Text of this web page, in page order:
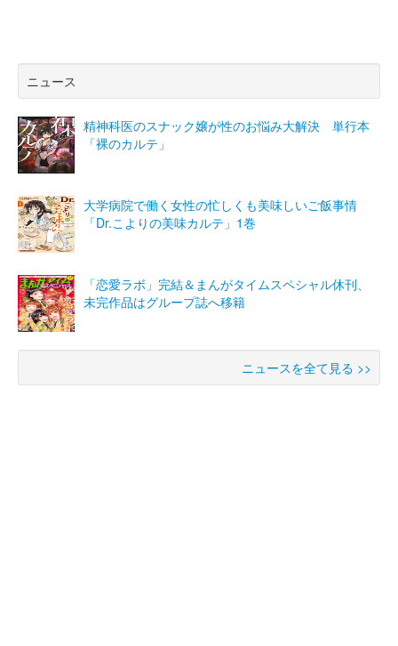
ニュース
精神科医のスナック嬢が性のお悩み大解決 単行本
「裸のカルテ」
大学病院で働く女性の忙しくも美味しいご飯事情
「Dr.こよりの美味カルテ」1巻
「恋愛ラボ」完結＆まんがタイムスペシャル休刊、
未完作品はグループ誌へ移籍
ニュースを全て見る >>